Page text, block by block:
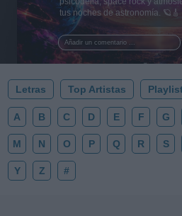
Añadir un comentario ...
tus noches de astronomía.
al firmamento y siente la
esta colección para tu próxima
✨⭐
Letras Top Artistas
A B C D E F G
M N O P Q R S
Y Z #